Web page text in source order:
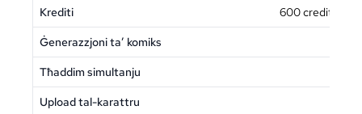
Krediti 600 credits
Ġenerazzjoni ta’ komiks
Tħaddim simultanju
Upload tal-karattru